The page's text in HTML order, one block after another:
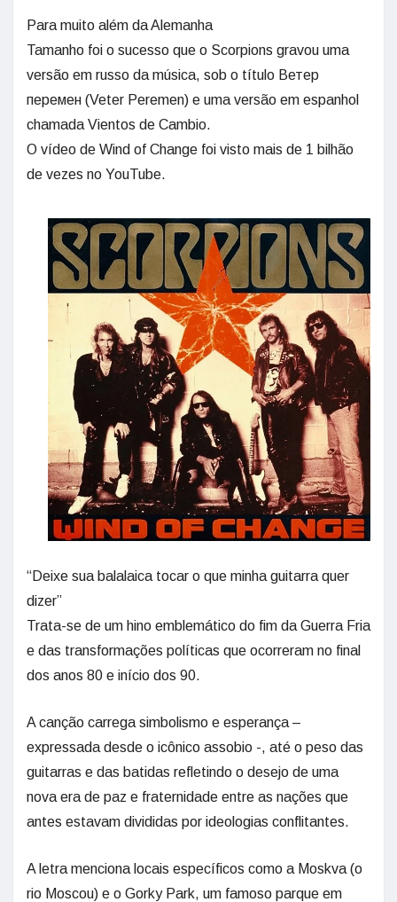
Para muito além da Alemanha
Tamanho foi o sucesso que o Scorpions gravou uma
versão em russo da música, sob o título Ветер
перемен (Veter Peremen) e uma versão em espanhol
chamada Vientos de Cambio.
O vídeo de Wind of Change foi visto mais de 1 bilhão
de vezes no YouTube.
“Deixe sua balalaica tocar o que minha guitarra quer
dizer”
Trata-se de um hino emblemático do fim da Guerra Fria
e das transformações políticas que ocorreram no final
dos anos 80 e início dos 90.
A canção carrega simbolismo e esperança –
expressada desde o icônico assobio -, até o peso das
guitarras e das batidas refletindo o desejo de uma
nova era de paz e fraternidade entre as nações que
antes estavam divididas por ideologias conflitantes.
A letra menciona locais específicos como a Moskva (o
rio Moscou) e o Gorky Park, um famoso parque em